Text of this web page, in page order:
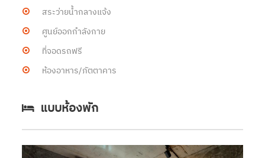
สระว่ายน้ำกลางแจ้ง
ศูนย์ออกกำลังกาย
ที่จอดรถฟรี
ห้องอาหาร/ภัตตาคาร
แบบห้องพัก